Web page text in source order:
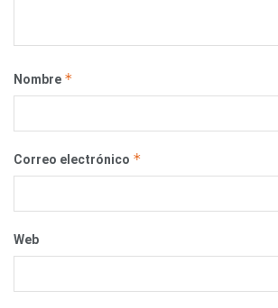
Nombre *
Correo electrónico *
Web